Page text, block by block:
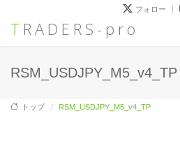
TRADERS-pro
フォロー
RSM_USDJPY_M5_v4_TP
トップ RSM_USDJPY_M5_v4_TP